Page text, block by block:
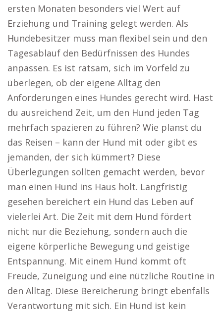
ersten Monaten besonders viel Wert auf
Erziehung und Training gelegt werden. Als
Hundebesitzer muss man flexibel sein und den
Tagesablauf den Bedürfnissen des Hundes
anpassen. Es ist ratsam, sich im Vorfeld zu
überlegen, ob der eigene Alltag den
Anforderungen eines Hundes gerecht wird. Hast
du ausreichend Zeit, um den Hund jeden Tag
mehrfach spazieren zu führen? Wie planst du
das Reisen – kann der Hund mit oder gibt es
jemanden, der sich kümmert? Diese
Überlegungen sollten gemacht werden, bevor
man einen Hund ins Haus holt. Langfristig
gesehen bereichert ein Hund das Leben auf
vielerlei Art. Die Zeit mit dem Hund fördert
nicht nur die Beziehung, sondern auch die
eigene körperliche Bewegung und geistige
Entspannung. Mit einem Hund kommt oft
Freude, Zuneigung und eine nützliche Routine in
den Alltag. Diese Bereicherung bringt ebenfalls
Verantwortung mit sich. Ein Hund ist kein